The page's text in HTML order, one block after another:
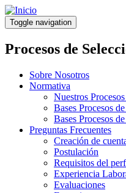
Pasar
al
contenido
principal
Toggle navigation
Procesos de
Sobre Nosotros
Normativa
Nuestros
Bases Procesos
Bases Procesos
Preguntas Frecuentes
Creación de
Postulación
Requisitos del
Experiencia
Evaluaciones